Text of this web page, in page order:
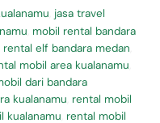
jasa travel
mobil rental bandara
rental elf bandara medan
mobil area kualanamu
dari bandara
kualanamu rental mobil
kualanamu rental mobil